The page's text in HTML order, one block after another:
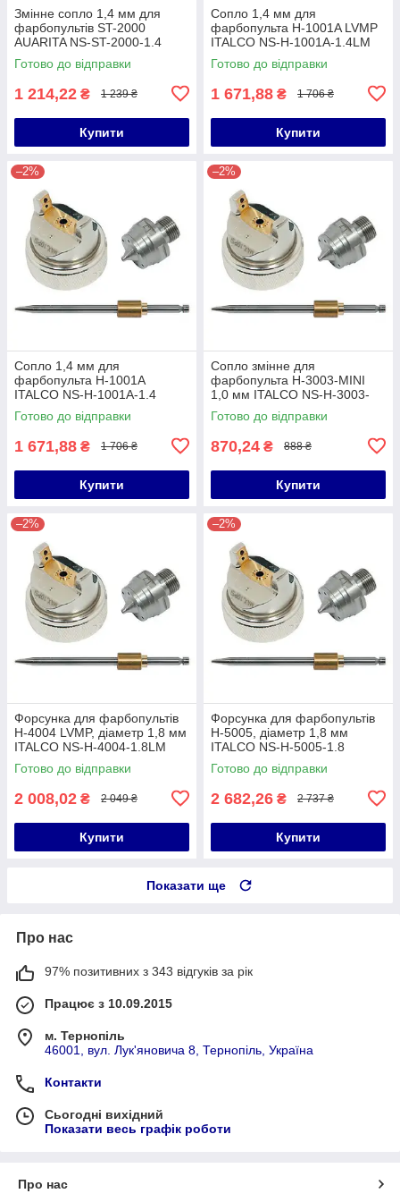
Змінне сопло 1,4 мм для
фарбопультів ST-2000
AUARITA NS-ST-2000-1.4
Готово до відправки
1 214,22 ₴ 1 239 ₴
Купити
Сопло 1,4 мм для
фарбопульта H-1001A LVMP
ITALCO NS-H-1001A-1.4LM
Готово до відправки
1 671,88 ₴ 1 706 ₴
Купити
–2%
Сопло 1,4 мм для
фарбопульта H-1001A
ITALCO NS-H-1001A-1.4
Готово до відправки
1 671,88 ₴ 1 706 ₴
Купити
–2%
Сопло змінне для
фарбопульта H-3003-MINI
1,0 мм ITALCO NS-H-3003-
MINI-1.0
Готово до відправки
870,24 ₴ 888 ₴
Купити
–2%
Форсунка для фарбопультів
H-4004 LVMP, діаметр 1,8 мм
ITALCO NS-H-4004-1.8LM
Готово до відправки
2 008,02 ₴ 2 049 ₴
Купити
–2%
Форсунка для фарбопультів
H-5005, діаметр 1,8 мм
ITALCO NS-H-5005-1.8
Готово до відправки
2 682,26 ₴ 2 737 ₴
Купити
Показати ще
Про нас
97% позитивних з 343 відгуків за рік
Працює з 10.09.2015
м. Тернопіль
46001, вул. Лук'яновича 8, Тернопіль, Україна
Контакти
Сьогодні вихідний
Показати весь графік роботи
Про нас